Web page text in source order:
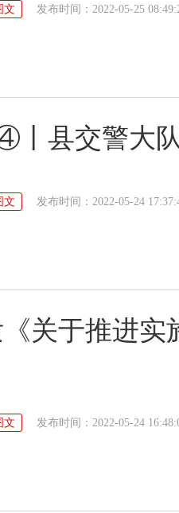
文 发布时间：2022-05-25
丨县交警大
文 发布时间：2022-05-24
关于推进
文 发布时间：2022-05-24